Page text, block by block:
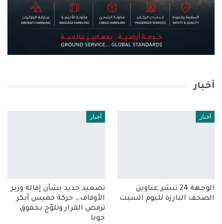
أخبار
أخبار
الوجهة 24 تنشر عناوين
الصحف البارزة لليوم السبت
أخبار
تصعيد جديد بشأن إقالة وزير
الأوقاف… حركة خميس أبكر
ترفض القرار وتلوّح بحقوق
جوبا